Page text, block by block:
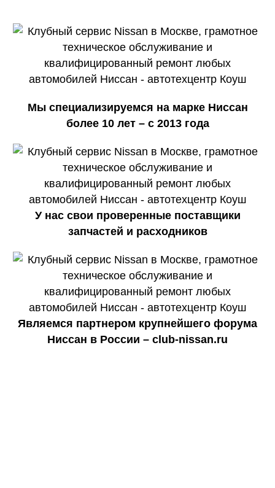
Мы специализируемся на марке Ниссан
более 10 лет – с 2013 года
У нас свои проверенные поставщики
запчастей и расходников
Являемся партнером крупнейшего форума
Ниссан в России – club-nissan.ru